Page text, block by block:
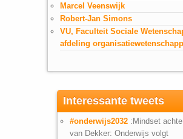
Marcel Veenswijk
Robert-Jan Simons
VU, Faculteit Sociale
afdeling
Interessante tweets
#onderwijs2032 :Mindset
van Dekker: Onderwijs volgt